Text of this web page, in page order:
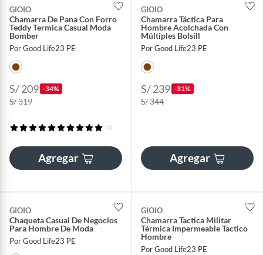
GIOIO
Chamarra De Pana Con Forro
Teddy Termica Casual Moda
Bomber
Por Good Life23 PE
S/ 209 -34%
S/ 319
(1)
Agregar
GIOIO
Chamarra Táctica Para
Hombre Acolchada Con
Múltiples Bolsill
Por Good Life23 PE
S/ 239 -31%
S/ 344
Agregar
GIOIO
Chaqueta Casual De Negocios
Para Hombre De Moda
Por Good Life23 PE
GIOIO
Chamarra Tactica Militar
Térmica Impermeable Tactico
Hombre
Por Good Life23 PE